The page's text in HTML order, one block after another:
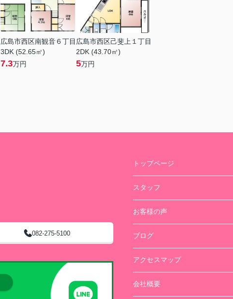
広島市西区南観音６丁目
3DK (52.65㎡)
7.3万円
広島市西区己斐上１丁目
2DK (43.70㎡)
5万円
082-275-5100
トップページ
スタッフ
お客様の声
ブログ
アクセスマップ
会社概要